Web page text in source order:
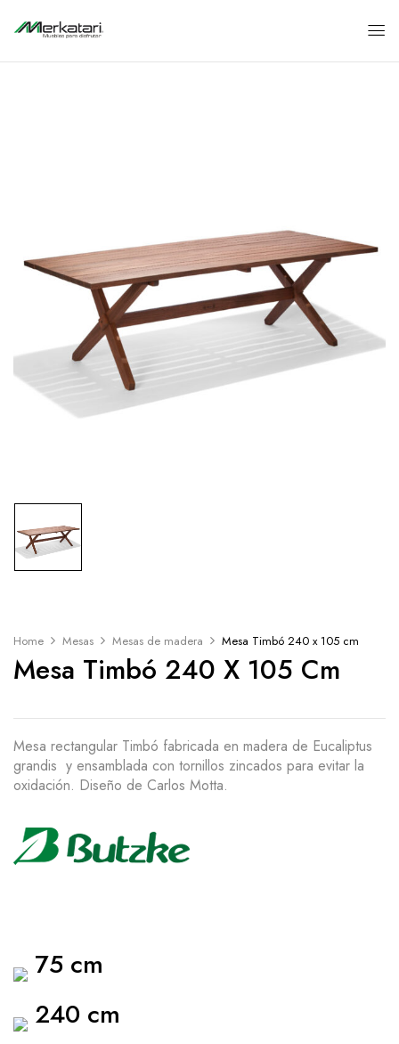
Home Mesas Mesas de madera Mesa Timbó 240 x 105 cm
Mesa Timbó 240 X 105 Cm
Mesa rectangular Timbó fabricada en madera de Eucaliptus
grandis y ensamblada con tornillos zincados para evitar la
oxidación. Diseño de Carlos Motta.
75 cm
240 cm